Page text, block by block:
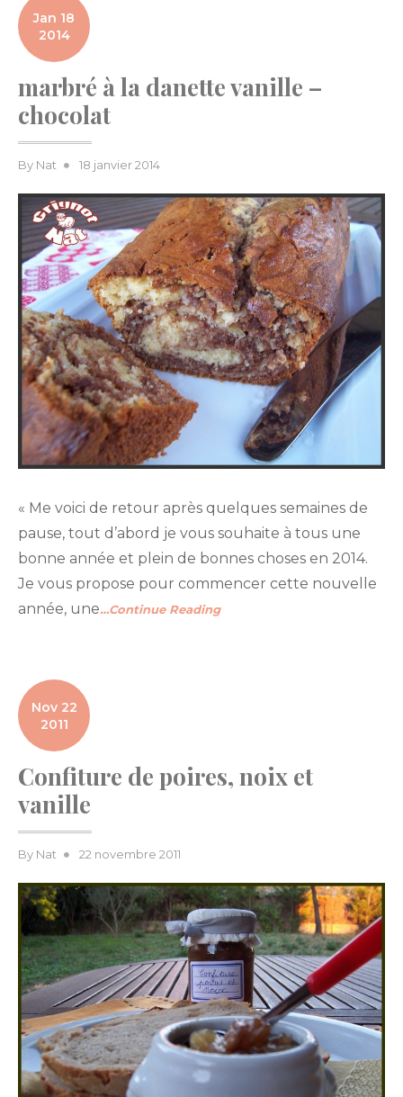
Jan 18
2014
marbré à la danette vanille –
chocolat
By Nat
Posted
18 janvier 2014
« Me voici de retour après quelques semaines de
pause, tout d’abord je vous souhaite à tous une
bonne année et plein de bonnes choses en 2014.
Je vous propose pour commencer cette nouvelle
année, une…Continue Reading
Nov 22
2011
Confiture de poires, noix et
vanille
By Nat
Posted
22 novembre 2011